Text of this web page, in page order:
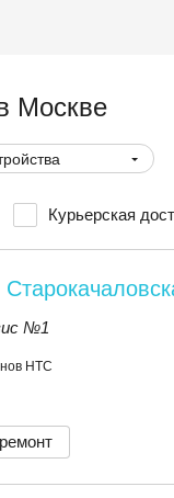
Москве
Курьерская
№1
HTC